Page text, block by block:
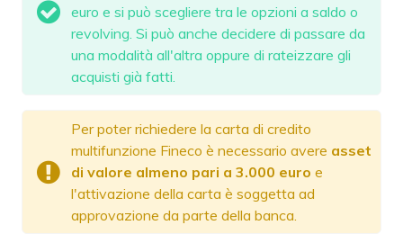
euro e si può scegliere tra le opzioni a saldo o
revolving. Si può anche decidere di passare da
una modalità all'altra oppure di rateizzare gli
acquisti già fatti.
Per poter richiedere la carta di credito
multifunzione Fineco è necessario avere asset
di valore almeno pari a 3.000 euro e
l'attivazione della carta è soggetta ad
approvazione da parte della banca.